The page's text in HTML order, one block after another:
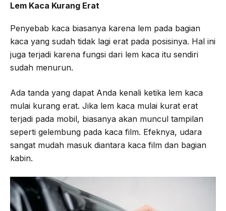
Lem Kaca Kurang Erat
Penyebab kaca biasanya karena lem pada bagian
kaca yang sudah tidak lagi erat pada posisinya. Hal ini
juga terjadi karena fungsi dari lem kaca itu sendiri
sudah menurun.
Ada tanda yang dapat Anda kenali ketika lem kaca
mulai kurang erat. Jika lem kaca mulai kurat erat
terjadi pada mobil, biasanya akan muncul tampilan
seperti gelembung pada kaca film. Efeknya, udara
sangat mudah masuk diantara kaca film dan bagian
kabin.